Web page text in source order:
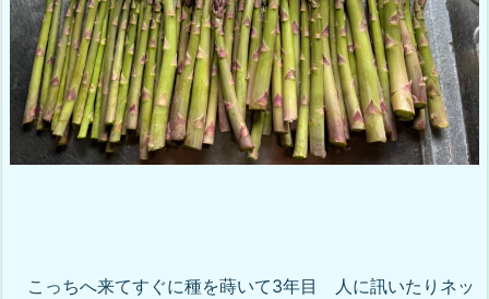
こっちへ来てすぐに種を蒔いて3年目 人に訊いたりネッ